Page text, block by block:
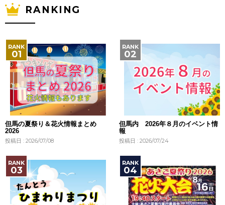
RANKING
但馬の夏祭り＆花火情報まとめ
2026
投稿日 : 2026/07/08
但馬内 2026年８月のイベント情
報
投稿日 : 2026/07/24